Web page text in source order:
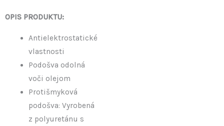
OPIS PRODUKTU:
Antielektrostatické
vlastnosti
Podošva odolná
voči olejom
Protišmyková
podošva: Vyrobená
z polyuretánu s